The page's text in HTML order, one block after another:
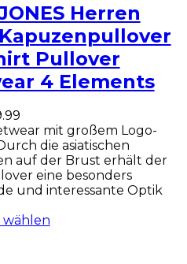
Herren
Pullover
4 Elements
mit großem Logo-
die asiatischen
auf der Brust erhält der
eine besonders
und interessante Optik